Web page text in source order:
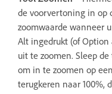
de voorvertoning in op
zoomwaarde wanneer
Alt ingedrukt (of Option
uit te zoomen. Sleep
om in te zoomen op
terugkeren naar 100%,